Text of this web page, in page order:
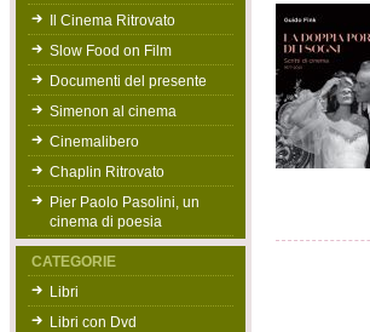
Il Cinema Ritrovato
Slow Food on Film
Documenti del presente
Simenon al cinema
Cinemalibero
Chaplin Ritrovato
Pier Paolo Pasolini, un
cinema di poesia
CATEGORIE
Libri
Libri con Dvd